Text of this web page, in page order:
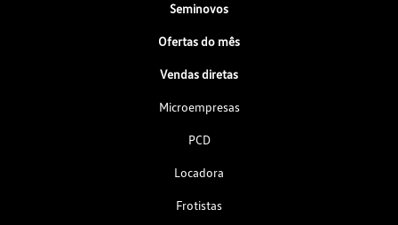
Seminovos
Ofertas do mês
Vendas diretas
Microempresas
PCD
Locadora
Frotistas